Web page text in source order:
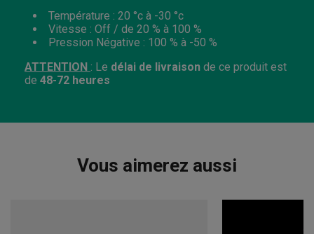
Température : 20 °c à -30 °c
Vitesse : Off / de 20 % à 100 %
Pression Négative : 100 % à -50 %
ATTENTION : Le délai de livraison de ce produit est
de 48-72 heures
Vous aimerez aussi